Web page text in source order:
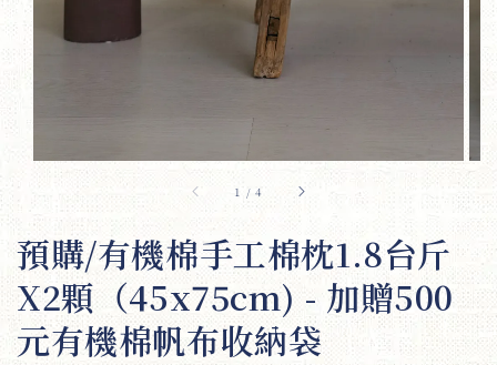
1 /4
預購/有機棉手工棉枕1.8台斤
X2顆（45x75cm) - 加贈500
元有機棉帆布收納袋